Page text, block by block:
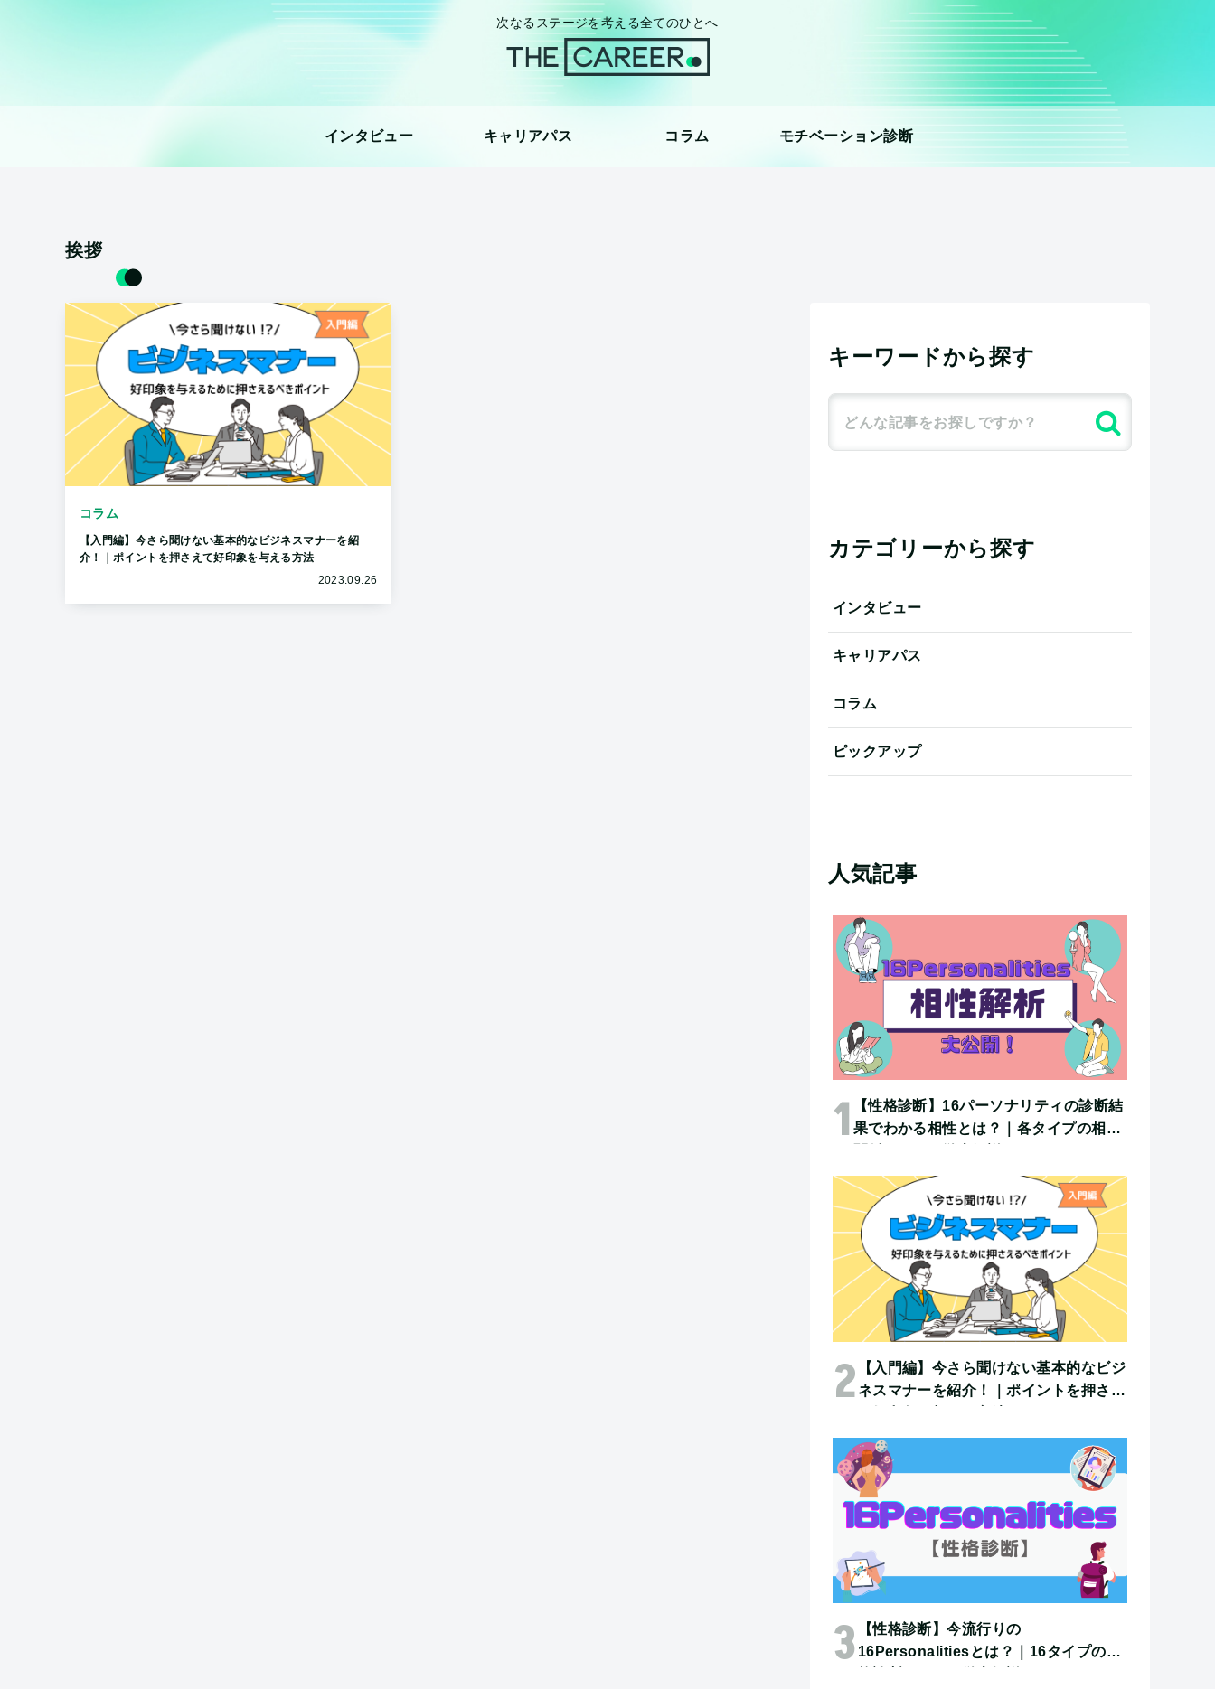
次なるステージを考える全てのひとへ
インタビュー キャリアパス コラム モチベーション診断
挨拶
コラム
【入門編】今さら聞けない基本的なビジネスマナーを紹
介！｜ポイントを押さえて好印象を与える方法
2023.09.26
キーワードから探す
カテゴリーから探す
インタビュー
キャリアパス
コラム
ピックアップ
人気記事
【性格診断】16パーソナリティの診断結
果でわかる相性とは？｜各タイプの相性
【入門編】今さら聞けない基本的なビジ
ネスマナーを紹介！｜ポイントを押さえ
【性格診断】今流行りの
16Personalitiesとは？｜16タイプの性